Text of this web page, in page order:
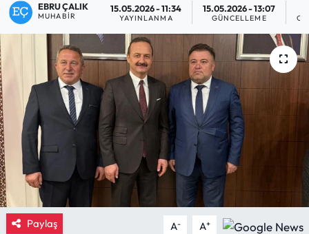
EBRU ÇALIK
MUHABIR
15.05.2026 - 11:34
YAYINLANMA
15.05.2026 - 13:07
GÜNCELLEME
Paylaş A- A+
Çorum Son Dakika Haberleri
Dodurga Haberleri
Eğitim
Ekonomi
Güncel
İskilip Haberleri
Kargı Haberleri
Son Dakika Haberleri
Haber Arşivi